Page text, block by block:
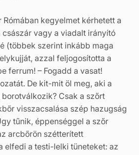
kegyelmet kérhetett a
császár vagy a viadalt irányító
(többek szerint inkább maga
azzal feljogosította a
ferrum! – Fogadd a vasat!
De kit-mit öl meg, aki a
Csak a szőrt
visszacsalása szép hazugság
tűnik, éppenséggel a szőr
arcbőrön szétterített
elfedi a testi-lelki tüneteket: az